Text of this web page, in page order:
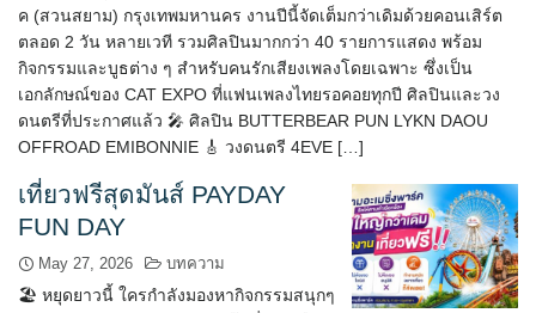
ค (สวนสยาม) กรุงเทพมหานคร งานปีนี้จัดเต็มกว่าเดิมด้วยคอนเสิร์ต
ตลอด 2 วัน หลายเวที รวมศิลปินมากกว่า 40 รายการแสดง พร้อม
กิจกรรมและบูธต่าง ๆ สำหรับคนรักเสียงเพลงโดยเฉพาะ ซึ่งเป็น
เอกลักษณ์ของ CAT EXPO ที่แฟนเพลงไทยรอคอยทุกปี ศิลปินและวง
ดนตรีที่ประกาศแล้ว 🎤 ศิลปิน BUTTERBEAR PUN LYKN DAOU
OFFROAD EMIBONNIE 🎸 วงดนตรี 4EVE […]
เที่ยวฟรีสุดมันส์ PAYDAY
FUN DAY
May 27, 2026 บทความ
🏖️ หยุดยาวนี้ ใครกำลังมองหากิจกรรมสนุกๆ